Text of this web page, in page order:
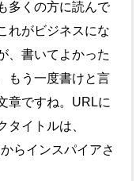
多くの方に読んで
れがビジネスにな
、書いてよかった
もう一度書けと言
章ですね。URLに
タイトルは、
らインスパイアさ